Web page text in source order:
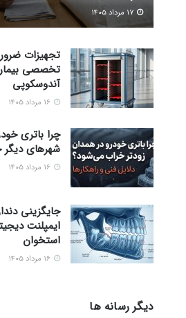
تجهیزات
تخصصی
آندوسکوپی
چرا باتری
شهرهای
جایگزینی
ایمپلنت
استخوان
دیگر رسانه ها